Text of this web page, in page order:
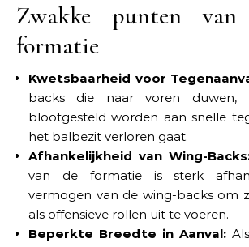
Zwakke punten
formatie
Kwetsbaarheid voor
backs die naar voren
blootgesteld worden aan snelle
het balbezit verloren gaat.
Afhankelijkheid van Wing-
van de formatie is sterk
vermogen van de wing-backs om
als offensieve rollen uit te voeren.
Beperkte Breedte in Aanval: